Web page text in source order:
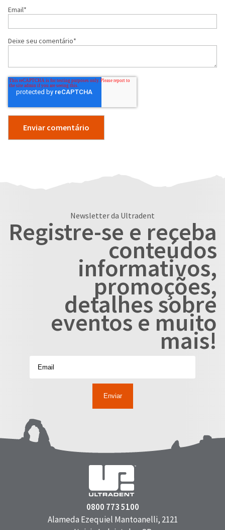
Email*
Deixe seu comentário*
Newsletter da Ultradent
Registre-se e receba
conteúdos
informativos,
promoções,
detalhes sobre
eventos e muito
mais!
0800 773 5100
Alameda Ezequiel Mantoanelli, 2121